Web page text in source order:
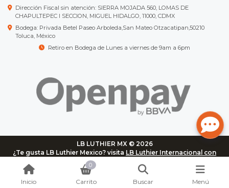
Dirección Fiscal sin atención: SIERRA MOJADA 560, LOMAS DE
CHAPULTEPEC I SECCION, MIGUEL HIDALGO, 11000, CDMX
Bodega: Privada Betel Paseo Arboleda,San Mateo Otzacatipan,50210
Toluca, México
Retiro en Bodega de Lunes a viernes de 9am a 6pm
LB LUTHIER MX © 2026
¿Te gusta LB Luthier Mexico? visita LB Luthier Internacional con
más de 3.000 productos disponibles
Inicio
0
Carrito Buscar Menú